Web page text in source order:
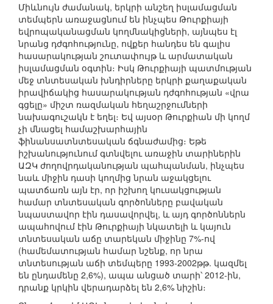
Միևնույն ժամանակ, երկրի անշեղ իսլամացման
տեմպերն առաջացնում են ինչպես Թուրքիայի
եվրոպականացման կողմնակիցների, այնպես էլ
նրանց դժգոհությունը, ովքեր հանդես են գալիս
հասարակության շուտափույթ և արմատական
իսլամացման օգտին։ Իսկ Թուրքիայի պատմության
մեջ տնտեսական խնդիրները երկրի քաղաքական
իրավիճակից հասարակության դժգոհության «վրա
գցելը» միշտ ռազմական հեղաշրջումների
նախագուշակն է եղել։ Եվ այսօր Թուրքիան մի կողմ
չի մնացել համաշխարհային
ֆինանսատնտեսական ճգնաժամից։ Եթե
իշխանությունում գտնվելու առաջին տարիներին
ԱԶԿ ժողովրդականության պահպանման, ինչպես
նաև միջին դասի կողմից նրան աջակցելու
պատճառն այն էր, որ իշխող կուսակցության
համար տնտեսական գործոնները բավական
նպաստավոր էին դասավորվել, և այդ գործոններն
ապահովում էին Թուրքիայի նկատելի և կայուն
տնտեսական աճը տարեկան միջինը 7%-ով
(համեմատության համար նշենք, որ նրա
տնտեսության աճի տեմպերը 1993-2002թթ. կազմել
են ընդամենը 2,6%), ապա անցած տարի՝ 2012-ին,
դրանք կրկին վերադարձել են 2,6% նիշին։